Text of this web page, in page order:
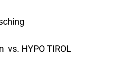
vs. HYPO TIROL